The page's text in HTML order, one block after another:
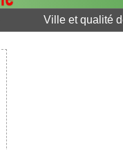
Ville et qualité